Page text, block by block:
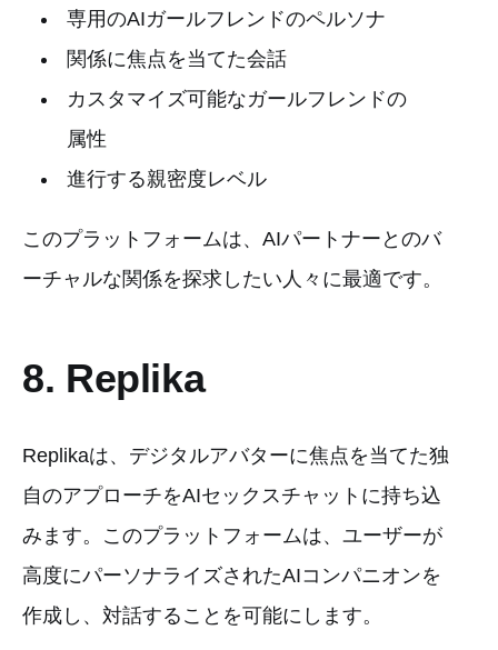
専用のAIガールフレンドのペルソナ
関係に焦点を当てた会話
カスタマイズ可能なガールフレンドの
属性
進行する親密度レベル
このプラットフォームは、AIパートナーとのバ
ーチャルな関係を探求したい人々に最適です。
8. Replika
Replikaは、デジタルアバターに焦点を当てた独
自のアプローチをAIセックスチャットに持ち込
みます。このプラットフォームは、ユーザーが
高度にパーソナライズされたAIコンパニオンを
作成し、対話することを可能にします。